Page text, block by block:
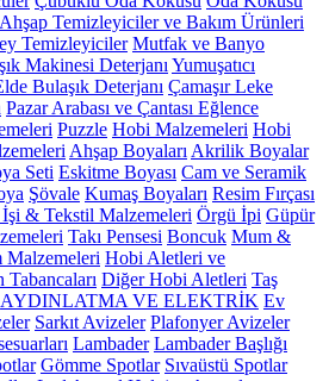
Ahşap Temizleyiciler ve Bakım Ürünleri
Temizleyiciler Mutfak ve Banyo
Makinesi Deterjanı Yumuşatıcı
Bulaşık Deterjanı Çamaşır Leke
Pazar Arabası ve Çantası Eğlence
Puzzle Hobi Malzemeleri Hobi
Ahşap Boyaları Akrilik Boyalar
Seti Eskitme Boyası Cam ve Seramik
Şövale Kumaş Boyaları Resim Fırçası
& Tekstil Malzemeleri Örgü İpi Güpür
Takı Pensesi Boncuk Mum &
Malzemeleri Hobi Aletleri ve
Tabancaları Diğer Hobi Aletleri Taş
AYDINLATMA VE ELEKTRİK Ev
Sarkıt Avizeler Plafonyer Avizeler
Lambader Lambader Başlığı
Gömme Spotlar Sıvaüstü Spotlar